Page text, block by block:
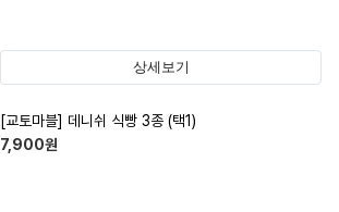
상세보기
[교토마블] 데니쉬 식빵 3종 (택1)
7,900원